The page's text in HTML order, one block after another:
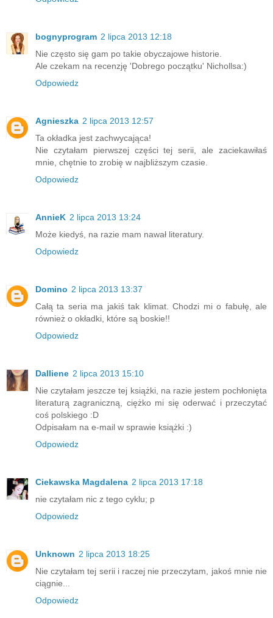
bognyprogram 2 lipca 2013 12:18
Nie często się gam po takie obyczajowe historie.
Ale czekam na recenzję 'Dobrego początku' Nichollsa:)
Odpowiedz
Agnieszka 2 lipca 2013 12:57
Ta okładka jest zachwycająca!
Nie czytałam pierwszej części tej serii, ale zaciekawiłaś
mnie, chętnie to zrobię w najbliższym czasie.
Odpowiedz
AnnieK 2 lipca 2013 13:24
Może kiedyś, na razie mam nawał literatury.
Odpowiedz
Domino 2 lipca 2013 13:37
Całą ta seria ma jakiś tak klimat. Chodzi mi o fabułę, ale
również o okładki, które są boskie!!
Odpowiedz
Dalliene 2 lipca 2013 15:10
Nie czytałam jeszcze tej książki, na razie jestem pochłonięta
literaturą zagraniczną, ciężko mi się oderwać i przeczytać
coś polskiego :D
Odpisałam na e-mail w sprawie książki :)
Odpowiedz
Ciekawska Magdalena 2 lipca 2013 17:18
nie czytałam nic z tego cyklu; p
Odpowiedz
Unknown 2 lipca 2013 18:25
Nie czytałam tej serii i raczej nie przeczytam, jakoś mnie nie
ciągnie...
Odpowiedz